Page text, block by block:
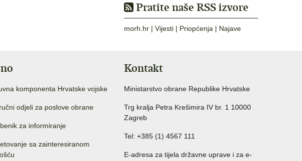
Pratite naše RSS izvore
morh.hr | Vijesti | Priopćenja | Najave
komponenta Hrvatske vojske
odjeli za poslove obrane
za informiranje
sa zainteresiranom
Kontakt
Ministarstvo obrane Republike Hrvatske
Trg kralja Petra Krešimira IV br. 1 10000
Zagreb
Tel: +385 (1) 4567 111
E-adresa za tijela državne uprave i za e-